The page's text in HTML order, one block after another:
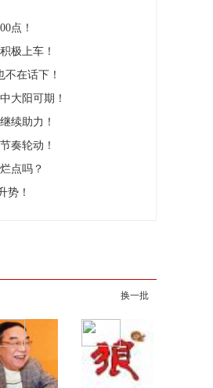
以渔
点！
极上车！
在话下！
大阳可期！
续助力！
奏轮动！
点吗？
势！
换一批